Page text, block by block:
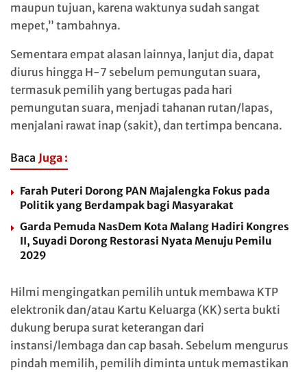
maupun tujuan, karena waktunya sudah sangat
mepet,” tambahnya.
Sementara empat alasan lainnya, lanjut dia, dapat
diurus hingga H-7 sebelum pemungutan suara,
termasuk pemilih yang bertugas pada hari
pemungutan suara, menjadi tahanan rutan/lapas,
menjalani rawat inap (sakit), dan tertimpa bencana.
Baca Juga :
Farah Puteri Dorong PAN Majalengka Fokus pada
Politik yang Berdampak bagi Masyarakat
Garda Pemuda NasDem Kota Malang Hadiri Kongres
II, Suyadi Dorong Restorasi Nyata Menuju Pemilu
2029
Hilmi mengingatkan pemilih untuk membawa KTP
elektronik dan/atau Kartu Keluarga (KK) serta bukti
dukung berupa surat keterangan dari
instansi/lembaga dan cap basah. Sebelum mengurus
pindah memilih, pemilih diminta untuk memastikan